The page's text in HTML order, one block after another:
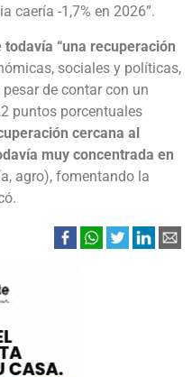
caería -1,7% en 2026”.
todavía “una recuperación
sociales y políticas,
de contar con un
puntos porcentuales
cercana al
muy concentrada en
agro), fomentando la